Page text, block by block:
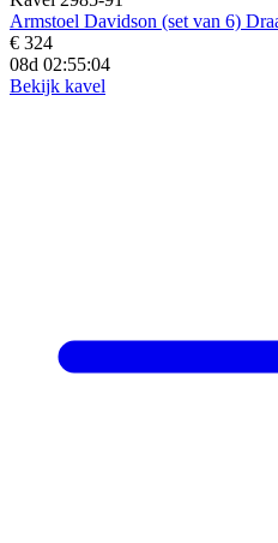
Armstoel Davidson (set van 6)
€ 324
08d 02:55:02
Bekijk kavel